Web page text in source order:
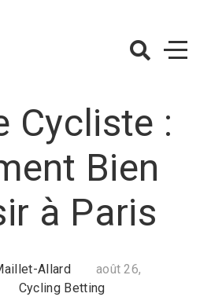
Cycliste :
Bien
à Paris
Allard
août 26,
Cycling Betting